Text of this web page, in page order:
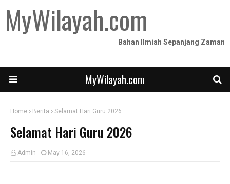
MyWilayah.com
Bahan Ilmiah Sepanjang Zaman
MyWilayah.com
Home Berita Selamat Hari Guru 2026
Selamat Hari Guru 2026
Admin May 16, 2026